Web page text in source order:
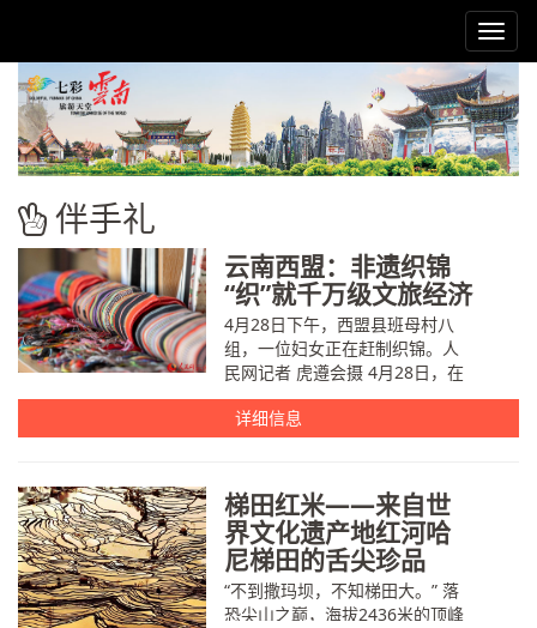
伴手礼
云南西盟：非遗织锦
“织”就千万级文旅经济
4月28日下午，西盟县班母村八
组，一位妇女正在赶制织锦。人
民网记者 虎遵会摄 4月28日，在
云南省普洱市西盟佤族自治县班
母村，部分村民正趁着农闲时节
赶制织锦。佤族织锦作为中国优
详细信息
梯田红米——来自世
界文化遗产地红河哈
尼梯田的舌尖珍品
“不到撒玛坝，不知梯田大。” 落
恐尖山之巅，海拔2436米的顶峰